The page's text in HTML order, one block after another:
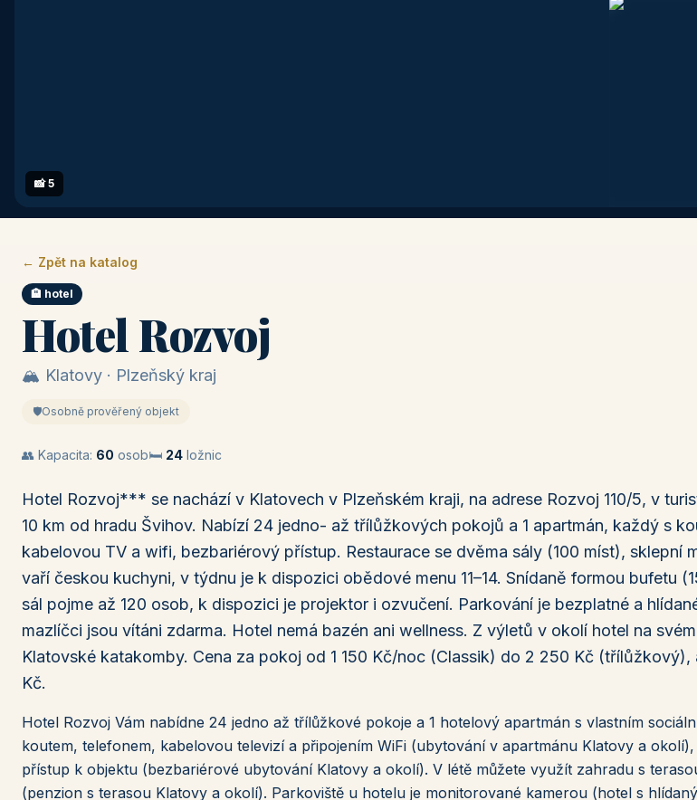
📸 5
← Zpět na katalog
🏨 hotel
Hotel Rozvoj
🏔️ Klatovy · Plzeňský kraj
🛡️Osobně prověřený objekt
👥 Kapacita: 60 osob🛏️ 24 ložnic
Hotel Rozvoj*** se nachází v Klatovech v Plzeňském kraji, na adrese Rozvoj 110/5, v
10 km od hradu Švihov. Nabízí 24 jedno- až třílůžkových pokojů a 1 apartmán, každý s
kabelovou TV a wifi, bezbariérový přístup. Restaurace se dvěma sály (100 míst), sklepní
vaří českou kuchyni, v týdnu je k dispozici obědové menu 11–14. Snídaně formou bufetu
sál pojme až 120 osob, k dispozici je projektor i ozvučení. Parkování je bezplatné a
mazlíčci jsou vítáni zdarma. Hotel nemá bazén ani wellness. Z výletů v okolí hotel na
Klatovské katakomby. Cena za pokoj od 1 150 Kč/noc (Classik) do 2 250 Kč
Kč.
Hotel Rozvoj Vám nabídne 24 jedno až třílůžkové pokoje a 1 hotelový apartmán s vlastním
koutem, telefonem, kabelovou televizí a připojením WiFi (ubytování v apartmánu Klatovy a
přístup k objektu (bezbariérové ubytování Klatovy a okolí). V létě můžete využít zahradu s
(penzion s terasou Klatovy a okolí). Parkoviště u hotelu je monitorované kamerou (hotel s